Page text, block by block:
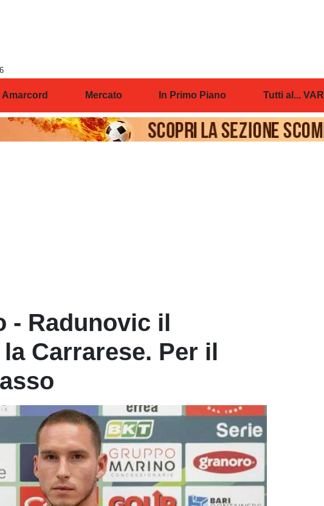
Amarcord Mercato In Primo Piano Tutti al... VAR
- Radunovic il
Carrarese. Per il